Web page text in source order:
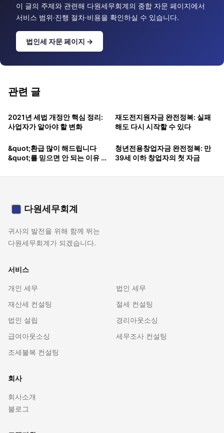
이 글의 주제와 관련해 다원세무회계의 종합 자문 페이지에서
서비스 범위·진행 절차·비용을 확인하실 수 있습니다.
법인세 자문 페이지 →
관련 글
2021년 세법 개정안 핵심 정리:
사업자가 알아야 할 변화
재도전지원자금 완전정복: 실패
해도 다시 시작할 수 있다
&quot;환급 많이 해드립니다
&quot;를 믿으면 안 되는 이유 —
청년전용창업자금 완전정복: 만
39세 이하 창업자의 첫 자금
다원세무회계
귀사의 발전을 위해 함께 뛰는
다원세무회계가 되겠습니다.
서비스
개인 세무
법인 세무
재산세 컨설팅
절세 컨설팅
법인 설립
경리아웃소싱
급여아웃소싱
세무조사 컨설팅
조세불복 컨설팅
회사
회사소개
블로그